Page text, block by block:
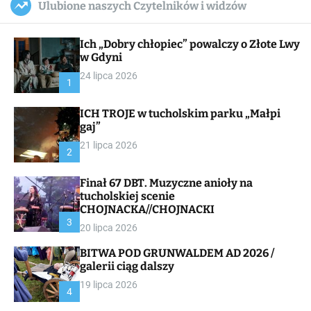
c
a
a
s
W
i
e
l
c
Ulubione naszych Czytelników i widzów
1
Ich „Dobry chłopiec” powalczy o Złote Lwy
w Gdyni
24 lipca 2026
2
ICH TROJE w tucholskim parku „Małpi
gaj”
21 lipca 2026
3
Finał 67 DBT. Muzyczne anioły na
tucholskiej scenie
CHOJNACKA//CHOJNACKI
20 lipca 2026
4
BITWA POD GRUNWALDEM AD 2026 /
galerii ciąg dalszy
19 lipca 2026